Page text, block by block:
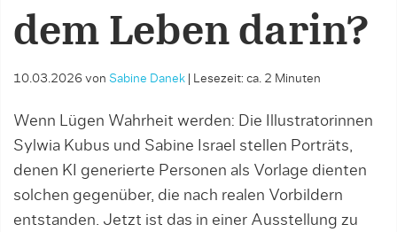
dem Leben darin?
10.03.2026 von Sabine Danek Lesezeit: ca. 2 Minuten
Wenn Lügen Wahrheit werden: Die Illustratorinnen
Sylwia Kubus und Sabine Israel stellen Porträts,
denen KI generierte Personen als Vorlage dienten
solchen gegenüber, die nach realen Vorbildern
entstanden. Jetzt ist das in einer Ausstellung zu